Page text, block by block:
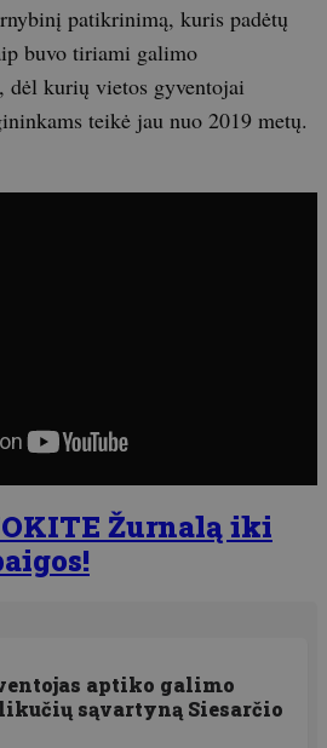
patikrinimą, kuris padėtų
buvo tiriami galimo
dėl kurių vietos gyventojai
teikė jau nuo 2019 metų.
Žurnalą iki
aptiko galimo
sąvartyną Siesarčio